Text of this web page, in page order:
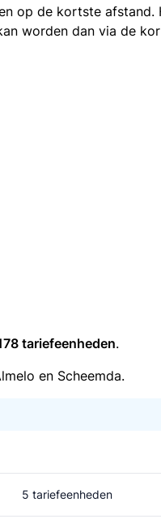
op de kortste afstand.
worden dan via de
tariefeenheden.
en Scheemda.
5 tariefeenheden